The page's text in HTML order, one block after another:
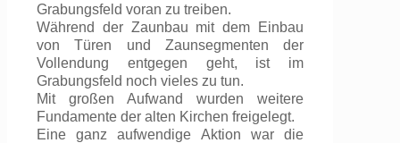
Grabungsfeld voran zu treiben.
Während der Zaunbau mit dem Einbau
von Türen und Zaunsegmenten der
Vollendung entgegen geht, ist im
Grabungsfeld noch vieles zu tun.
Mit großen Aufwand wurden weitere
Fundamente der alten Kirchen freigelegt.
Eine ganz aufwendige Aktion war die